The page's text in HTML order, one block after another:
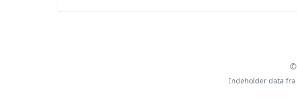
©
Indeholder data